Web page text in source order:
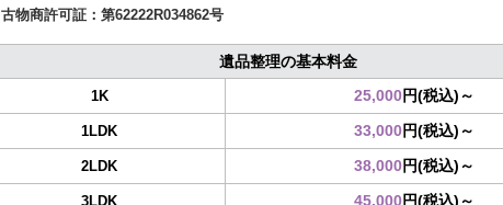
古物商許可証： 第62222R034862号
遺品整理の基本料金
1K 25,000円(税込)～
1LDK 33,000円(税込)～
2LDK 38,000円(税込)～
3LDK 45,000円(税込)～